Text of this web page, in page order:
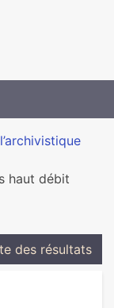
haut débit
des résultats